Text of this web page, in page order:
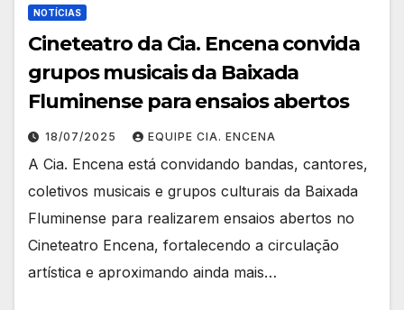
NOTÍCIAS
Cineteatro da Cia. Encena convida
grupos musicais da Baixada
Fluminense para ensaios abertos
18/07/2025 EQUIPE CIA. ENCENA
A Cia. Encena está convidando bandas, cantores,
coletivos musicais e grupos culturais da Baixada
Fluminense para realizarem ensaios abertos no
Cineteatro Encena, fortalecendo a circulação
artística e aproximando ainda mais…